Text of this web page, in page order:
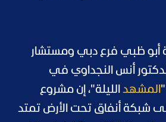
أبو ظبي فرع دبي ومستشار
أنس النجداوي في
المشهد الليلة"، إن مشروع
شبكة أنفاق تحت الأرض تمتد